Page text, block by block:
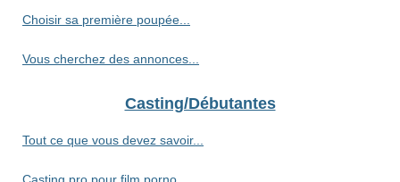
Choisir sa première poupée...
Vous cherchez des annonces...
Casting/Débutantes
Tout ce que vous devez savoir...
Casting pro pour film porno...